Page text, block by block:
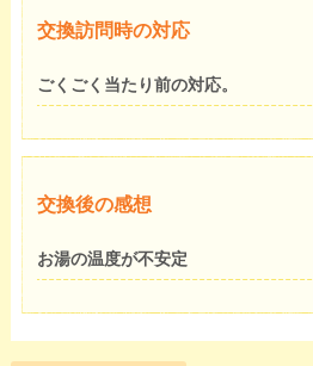
交換訪問時の対応
ごくごく当たり前の対応。
交換後の感想
お湯の温度が不安定